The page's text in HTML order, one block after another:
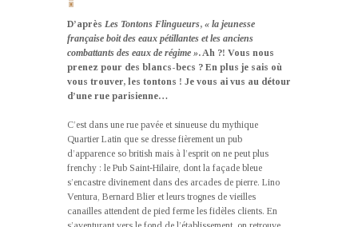
D’après Les Tontons Flingueurs, « la jeunesse
française boit des eaux pétillantes et les anciens
combattants des eaux de régime ». Ah ?! Vous nous
prenez pour des blancs-becs ? En plus je sais où
vous trouver, les tontons ! Je vous ai vus au détour
d’une rue parisienne…
C’est dans une rue pavée et sinueuse du mythique
Quartier Latin que se dresse fièrement un pub
d’apparence so british mais à l’esprit on ne peut plus
frenchy : le Pub Saint-Hilaire, dont la façade bleue
s’encastre divinement dans des arcades de pierre. Lino
Ventura, Bernard Blier et leurs trognes de vieilles
canailles attendent de pied ferme les fidèles clients. En